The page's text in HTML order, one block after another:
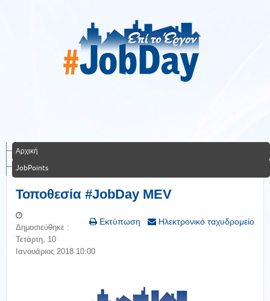
Αρχική
JobPoints
Τοποθεσία #JobDay MEV
Εκτύπωση Ηλεκτρονικό ταχυδρομείο
Δημοσιεύθηκε :
Τετάρτη, 10
Ιανουάριος 2018 10:00